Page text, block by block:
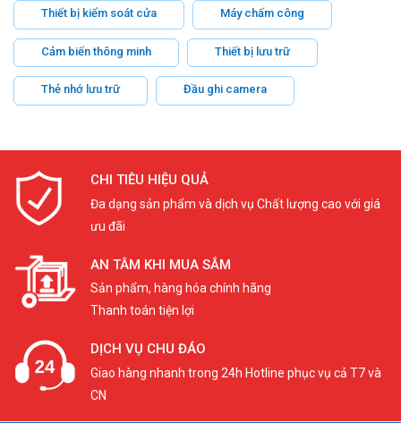
Thiết bị kiểm soát cửa Máy chấm công
Cảm biến thông minh Thiết bị lưu trữ
Thẻ nhớ lưu trữ Đầu ghi camera
CHI TIÊU HIỆU QUẢ
Đa dạng sản phẩm và dịch vụ Chất lượng cao với giá
ưu đãi
AN TÂM KHI MUA SẮM
Sản phẩm, hàng hóa chính hãng
Thanh toán tiện lợi
DỊCH VỤ CHU ĐÁO
Giao hàng nhanh trong 24h Hotline phục vụ cả T7 và
CN